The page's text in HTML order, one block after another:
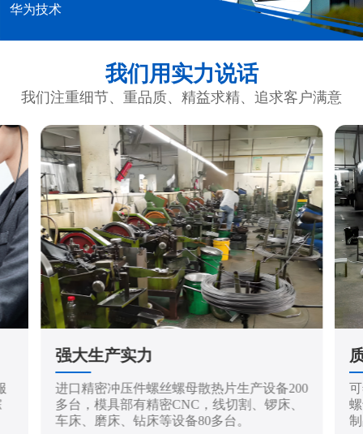
华为技术
我们用实力说话
我们注重细节、重品质、精益求精、追求客户满意
强大生产实力
进口精密冲压件螺丝螺母散热片生产设备200
多台，模具部有精密CNC，线切割、锣床、
车床、磨床、钻床等设备80多台。